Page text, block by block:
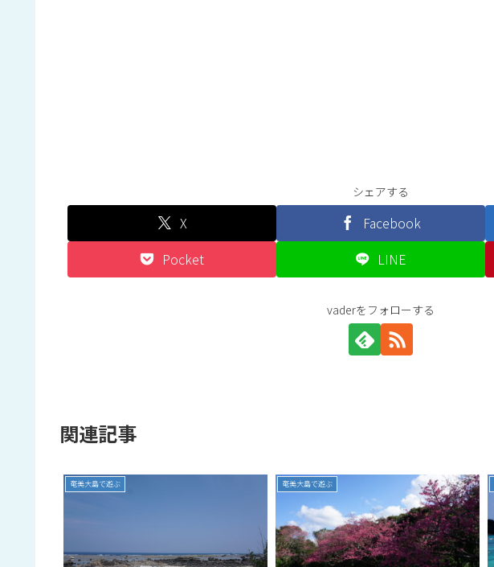
シェアする
X Facebook
Pocket
LINE
vaderをフォローする
関連記事
奄美大島で遊ぶ 奄美大島で遊ぶ